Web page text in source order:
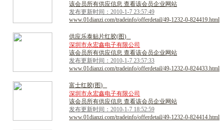
该会员所有供应信息 查看该会员企业网站
发布更新时间：2010-1-7 23:57:49
www.01dianzi.com/tradeinfo/offerdetail/49-1232-0-824419.html
供应乐泰贴片红胶(图)
深圳市永宏鑫电子有限公司
该会员所有供应信息 查看该会员企业网站
发布更新时间：2010-1-7 23:57:33
www.01dianzi.com/tradeinfo/offerdetail/49-1232-0-824433.html
富士红胶(图)
深圳市永宏鑫电子有限公司
该会员所有供应信息 查看该会员企业网站
发布更新时间：2010-1-7 18:52:59
www.01dianzi.com/tradeinfo/offerdetail/49-1232-0-824414.html